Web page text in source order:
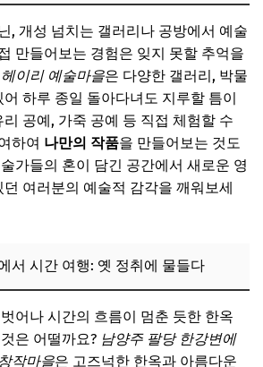
, 개성 넘치는 갤러리나 공방에서 예술
만들어보는 경험은 잊지 못할 추억을
이리 예술마을은 다양한 갤러리, 박물
하루 종일 돌아다녀도 지루할 틈이
공예, 가죽 공예 등 직접 체험할 수
하여 나만의 작품을 만들어보는 것도
가들의 혼이 담긴 공간에서 새로운 영
여러분의 예술적 감각을 깨워보세
서 시간 여행: 옛 정취에 물들다
어나 시간의 흐름이 멈춘 듯한 한옥
은 어떨까요? 남양주 팔당 한강변에
작마을은 고즈넉한 한옥과 아름다운